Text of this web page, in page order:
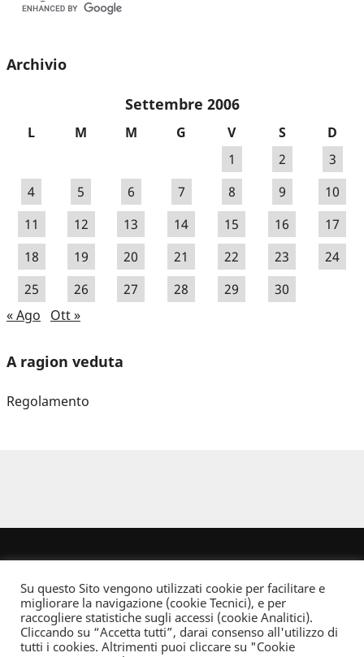
Archivio
Settembre 2006
L M M G V S
D
1
2
3
4
5 6 7 8 9
10
11
12 13 14 15 16
17
18
19 20 21 22 23
24
25
26 27 28 29
30
« Ago
Ott »
A ragion veduta
Regolamento
Dove non indicato altrimenti quest’opera è distribuita con Licenza
Creative Commons Attribuzione - Non commerciale - Non opere derivate 2.5 Italia
Su questo Sito vengono utilizzati cookie per facilitare e
migliorare la navigazione (cookie Tecnici), e per
raccogliere statistiche sugli accessi (cookie Analitici).
Cliccando su “Accetta tutti”, darai consenso all'utilizzo di
tutti i cookies. Altrimenti puoi cliccare su "Cookie